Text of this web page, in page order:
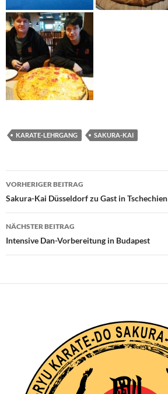
KARATE-LEHRGANG SAKURA-KAI
Beitragsnavigation
VORHERIGER BEITRAG
Sakura-Kai Düsseldorf zu Gast in Tschechien
NÄCHSTER BEITRAG
Intensive Dan-Vorbereitung in Budapest